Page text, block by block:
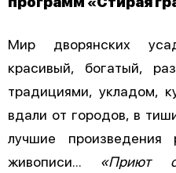
Мир дворянских
красивый, богатый,
традициями, укладом,
вдали от городов, в
лучшие произведения
живописи... «Приют